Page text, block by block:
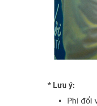
* Lưu ý:
Phí đổi